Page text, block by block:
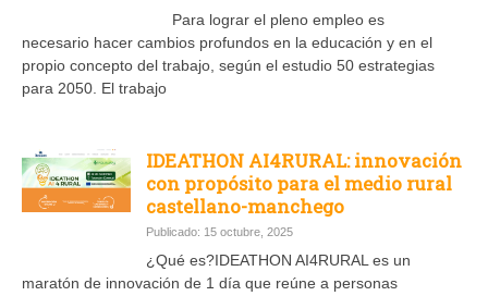
Para lograr el pleno empleo es
necesario hacer cambios profundos en la educación y en el
propio concepto del trabajo, según el estudio 50 estrategias
para 2050. El trabajo
IDEATHON AI4RURAL: innovación
con propósito para el medio rural
castellano-manchego
Publicado: 15 octubre, 2025
¿Qué es?IDEATHON AI4RURAL es un
maratón de innovación de 1 día que reúne a personas